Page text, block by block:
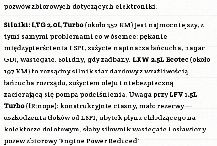
pozwów zbiorowych dotyczących elektroniki.
Silniki: LTG 2.0L Turbo(około 252 KM) jest najmocniejszy, z
tymi samymi problemami co w ósemce: pękanie
międzypierścienia LSPI, zużycie napinacza łańcucha, nagar
GDI, wastegate. Solidny, gdy zadbany. LKW 2.5L Ecotec (około
197 KM) to rozsądny silnik standardowy z wrażliwością
łańcucha rozrządu, zużyciem oleju i niebezpieczną
zacierającą się pompą podciśnienia. Uwaga przyLFV 1.5L
Turbo(fR:nope): konstrukcyjnie ciasny, mało rezerwy —
uszkodzenia tłoków od LSPI, ubytek płynu chłodzącego na
kolektorze dolotowym, słaby siłownik wastegate i osławiony
pozew zbiorowy 'Engine Power Reduced'